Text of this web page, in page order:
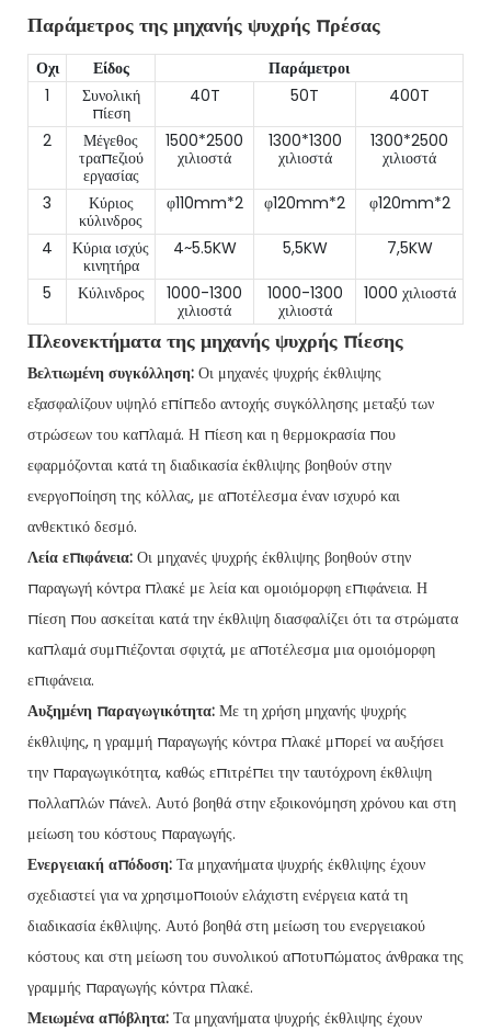
Παράμετρος της μηχανής ψυχρής πρέσας
Οχι Είδος
Παράμετροι
1
Συνολική
πίεση
40T 50T 400T
2
Μέγεθος
τραπεζιού
εργασίας
1500*2500
χιλιοστά
1300*1300
χιλιοστά
1300*2500
χιλιοστά
3
Κύριος
κύλινδρος
φ110mm*2 φ120mm*2 φ120mm*2
4
Κύρια ισχύς
κινητήρα
4~5.5KW 5,5KW 7,5KW
5 Κύλινδρος
1000-1300
χιλιοστά
1000-1300
χιλιοστά
1000 χιλιοστά
Πλεονεκτήματα της μηχανής ψυχρής πίεσης
Βελτιωμένη συγκόλληση: Οι μηχανές ψυχρής έκθλιψης
εξασφαλίζουν υψηλό επίπεδο αντοχής συγκόλλησης μεταξύ των
στρώσεων του καπλαμά. Η πίεση και η θερμοκρασία που
εφαρμόζονται κατά τη διαδικασία έκθλιψης βοηθούν στην
ενεργοποίηση της κόλλας, με αποτέλεσμα έναν ισχυρό και
ανθεκτικό δεσμό.
Λεία επιφάνεια: Οι μηχανές ψυχρής έκθλιψης βοηθούν στην
παραγωγή κόντρα πλακέ με λεία και ομοιόμορφη επιφάνεια. Η
πίεση που ασκείται κατά την έκθλιψη διασφαλίζει ότι τα στρώματα
καπλαμά συμπιέζονται σφιχτά, με αποτέλεσμα μια ομοιόμορφη
επιφάνεια.
Αυξημένη παραγωγικότητα: Με τη χρήση μηχανής ψυχρής
έκθλιψης, η γραμμή παραγωγής κόντρα πλακέ μπορεί να αυξήσει
την παραγωγικότητα, καθώς επιτρέπει την ταυτόχρονη έκθλιψη
πολλαπλών πάνελ. Αυτό βοηθά στην εξοικονόμηση χρόνου και στη
μείωση του κόστους παραγωγής.
Ενεργειακή απόδοση: Τα μηχανήματα ψυχρής έκθλιψης έχουν
σχεδιαστεί για να χρησιμοποιούν ελάχιστη ενέργεια κατά τη
διαδικασία έκθλιψης. Αυτό βοηθά στη μείωση του ενεργειακού
κόστους και στη μείωση του συνολικού αποτυπώματος άνθρακα της
γραμμής παραγωγής κόντρα πλακέ.
Μειωμένα απόβλητα: Τα μηχανήματα ψυχρής έκθλιψης έχουν